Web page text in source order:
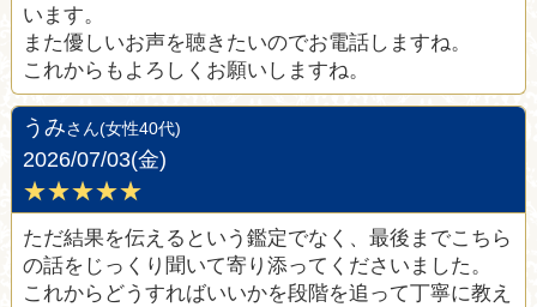
います。
また優しいお声を聴きたいのでお電話しますね。
これからもよろしくお願いしますね。
うみさん(女性40代)
2026/07/03(金)
★★★★★
ただ結果を伝えるという鑑定でなく、最後までこちら
の話をじっくり聞いて寄り添ってくださいました。
これからどうすればいいかを段階を追って丁寧に教え